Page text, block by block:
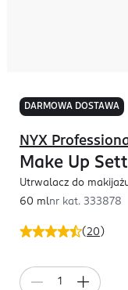
DARMOWA DOSTAWA
(20 )
NYX
Make Up
Utrwalacz do
60 mlnr kat. 333878